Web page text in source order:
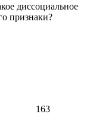
диссоциальное
признаки?
163